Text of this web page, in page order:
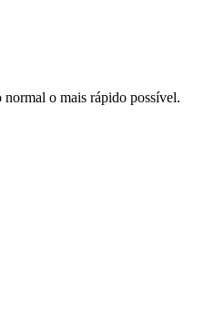
normal o mais rápido possível.